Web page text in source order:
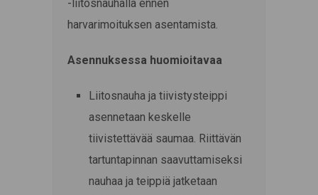
-liitosnauhalla ennen
harvarimoituksen asentamista.
Asennuksessa huomioitavaa
Liitosnauha ja tiivistysteippi
asennetaan keskelle
tiivistettävää saumaa. Riittävän
tartuntapinnan saavuttamiseksi
nauhaa ja teippiä jatketaan